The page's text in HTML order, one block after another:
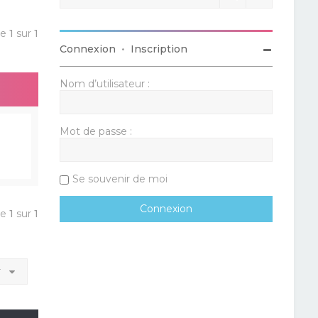
1 sur1
1 sur1
Connexion • Inscription
Nom d’utilisateur :
Mot de passe :
Se souvenir de moi